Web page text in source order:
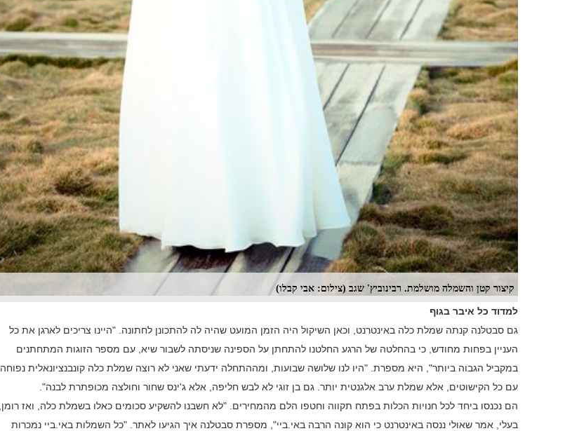
קיצור קטן והשמלה מושלמת. רבינוביץ' שגב (צילום: אבי קבלו)
למדוד כל איבר בגוף
גם סבטלנה קנתה שמלת כלה באינטרנט, וכאן השיקול היה הזמן המועט שהיה לה להתכונן לחתונה. "היינו צריכים לארגן את כל
העניין בפחות מחודש, כי בהחלטה של הרגע החלטנו להתחתן על הספינה שניסתה לשבור שיא, עם מספר הזוגות המתחתנים
במקביל הגבוה ביותר", היא מספרת. "היו לנו שלושה שבועות, ומההתחלה ידעתי שאני לא רוצה שמלת כלה קונבנציונאלית נפוחה
עם כל הקישוטים, אלא שמלת ערב אלגנטית יותר. גם בן זוגי לא לבש חליפה, אלא ג'ינס שחור וחולצה מכופתרת לבנה".
הם נכנסו ביחד לכל חנויות הכלות בפתח תקווה וחטפו הלם מהמחירים. "לא חשבנו להשקיע סכומים כאלו בשמלת כלה, ואז רומן,
בעלי, אמר שאולי ננסה באינטרנט כי הוא קונה הרבה באי.ביי", מספרת סבטלנה איך הגיעו לאתר. "כל השמלות באי.ביי נמכרות